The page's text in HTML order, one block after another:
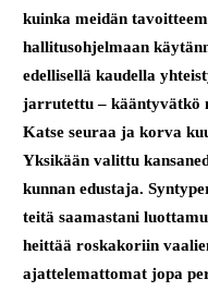
kuinka meidän
hallitusohjelmaan
edellisellä kaudella
jarrutettu – kääntyvätkö
Katse seuraa ja korva
Yksikään valittu
kunnan edustaja.
teitä saamastani
heittää roskakoriin
ajattelemattomat jopa